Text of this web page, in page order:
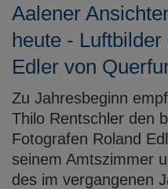
Aalener
heute -
Edler von
Zu Jahresbeginn
Thilo Rentschler den
Fotografen Roland
seinem Amtszimmer
des im vergangenen